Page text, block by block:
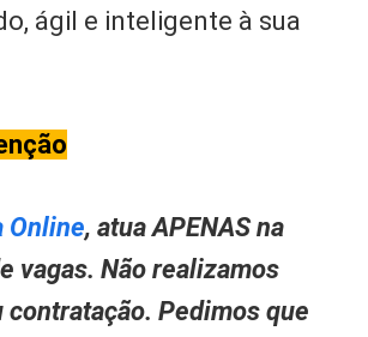
ágil e inteligente à sua
Online, atua APENAS na
vagas. Não realizamos
Pedimos que